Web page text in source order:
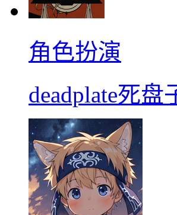
角色扮演
deadplate死盘